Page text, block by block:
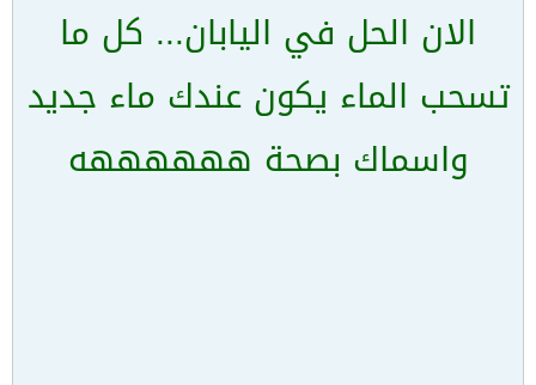
الان الحل في اليابان... كل ما
تسحب الماء يكون عندك ماء جديد
واسماك بصحة ههههههه